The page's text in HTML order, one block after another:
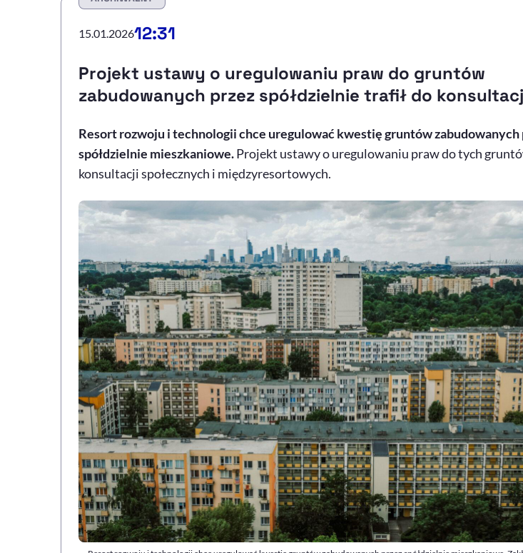
15.01.202612:31
Projekt ustawy o uregulowaniu praw do gruntów
zabudowanych przez spółdzielnie trafił do
Resort rozwoju i technologii chce uregulować kwestię gruntów zabudowanych
spółdzielnie mieszkaniowe.Projekt ustawy o uregulowaniu praw do tych
konsultacji społecznych i międzyresortowych.